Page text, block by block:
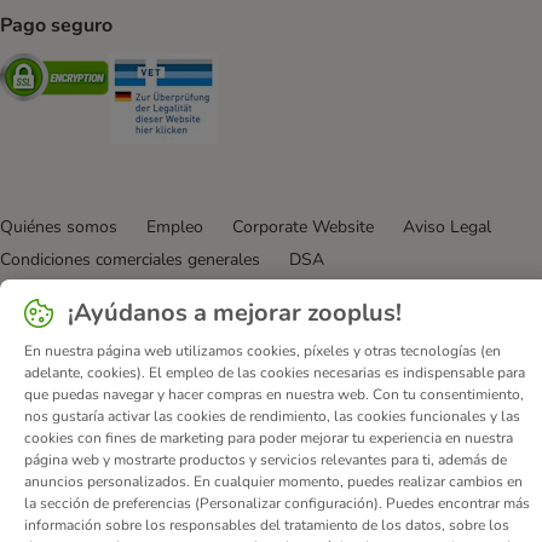
Pago seguro
Security
Quiénes somos Empleo Corporate Website
Aviso Legal
Condiciones comerciales generales
DSA
Formulario de desistimiento
Gastos de envío y plazo de entrega
Formas de pago
Programa de afiliación
Protección de datos
Declaración de accesibilidad
© zooplus SE 2026
¡Ayúdanos a mejorar zooplus!
En nuestra página web utilizamos cookies, píxeles y otras tecnologías (en
adelante, cookies). El empleo de las cookies necesarias es indispensable para
que puedas navegar y hacer compras en nuestra web. Con tu consentimiento,
nos gustaría activar las cookies de rendimiento, las cookies funcionales y las
cookies con fines de marketing para poder mejorar tu experiencia en nuestra
página web y mostrarte productos y servicios relevantes para ti, además de
anuncios personalizados. En cualquier momento, puedes realizar cambios en
la sección de preferencias (Personalizar configuración). Puedes encontrar más
información sobre los responsables del tratamiento de los datos, sobre los